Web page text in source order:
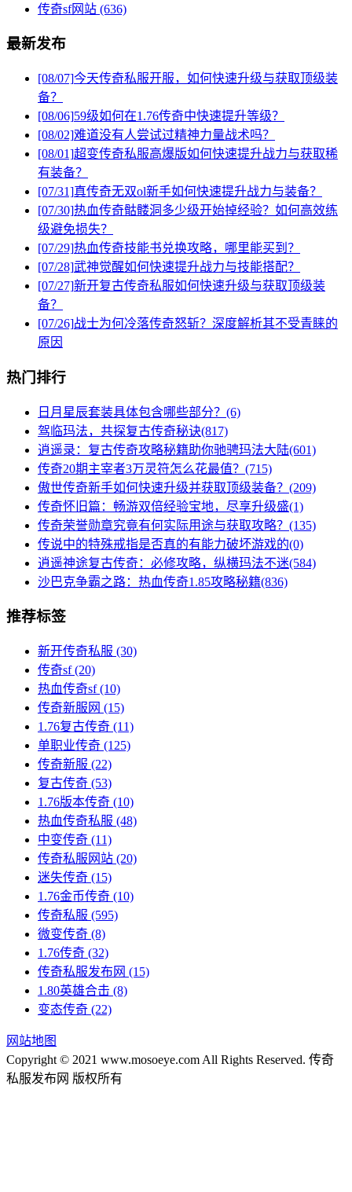
传奇sf网站 (636)
最新发布
[08/07]今天传奇私服开服，如何快速升级与获取顶级装
备？
[08/06]59级如何在1.76传奇中快速提升等级？
[08/02]难道没有人尝试过精神力量战术吗？
[08/01]超变传奇私服高爆版如何快速提升战力与获取稀
有装备？
[07/31]真传奇无双ol新手如何快速提升战力与装备？
[07/30]热血传奇骷髅洞多少级开始掉经验？如何高效练
级避免损失？
[07/29]热血传奇技能书兑换攻略，哪里能买到？
[07/28]武神觉醒如何快速提升战力与技能搭配？
[07/27]新开复古传奇私服如何快速升级与获取顶级装
备？
[07/26]战士为何冷落传奇怒斩？深度解析其不受青睐的
原因
热门排行
日月星辰套装具体包含哪些部分？(6)
驾临玛法，共探复古传奇秘诀(817)
逍遥录：复古传奇攻略秘籍助你驰骋玛法大陆(601)
传奇20期主宰者3万灵符怎么花最值？(715)
傲世传奇新手如何快速升级并获取顶级装备？(209)
传奇怀旧篇：畅游双倍经验宝地，尽享升级盛(1)
传奇荣誉勋章究竟有何实际用途与获取攻略？(135)
传说中的特殊戒指是否真的有能力破坏游戏的(0)
逍遥神途复古传奇：必修攻略，纵横玛法不迷(584)
沙巴克争霸之路：热血传奇1.85攻略秘籍(836)
推荐标签
新开传奇私服 (30)
传奇sf(20)
热血传奇sf(10)
传奇新服网 (15)
1.76复古传奇 (11)
单职业传奇 (125)
传奇新服 (22)
复古传奇 (53)
1.76版本传奇 (10)
热血传奇私服 (48)
中变传奇 (11)
传奇私服网站 (20)
迷失传奇 (15)
1.76金币传奇 (10)
传奇私服 (595)
微变传奇 (8)
1.76传奇 (32)
传奇私服发布网 (15)
1.80英雄合击 (8)
变态传奇 (22)
网站地图
Copyright © 2021 www.mosoeye.com All Rights Reserved. 传奇
私服发布网 版权所有